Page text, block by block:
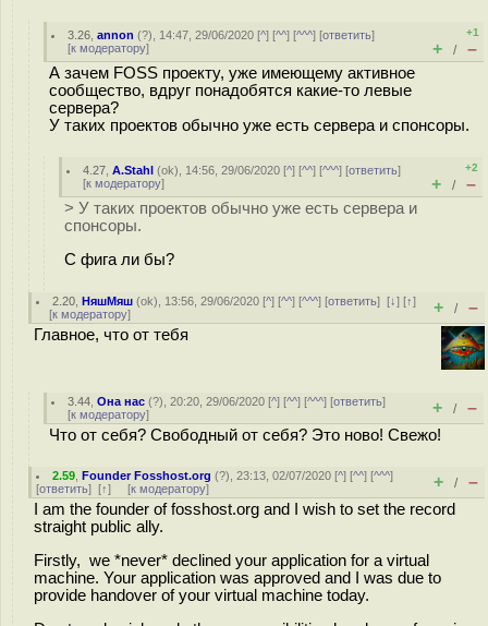
3.26 ,annon (?), 14:47, 29/06/2020 [^] [^^] [^^^] [ответить]
[к модератору]
+1
+ / –
А зачем FOSS проекту, уже имеющему активное
сообщество, вдруг понадобятся какие-то левые
сервера?
У таких проектов обычно уже есть сервера и спонсоры.
4.27 ,A.Stahl (ok), 14:56, 29/06/2020 [^] [^^] [^^^] [ответить]
[к модератору]
+2
+ / –
> У таких проектов обычно уже есть сервера и
спонсоры.
С фига ли бы?
2.20 ,НяшМяш (ok), 13:56, 29/06/2020 [^] [^^] [^^^] [ответить][↓] [↑]
[к модератору] + / –
Главное, что от тебя
3.44 ,Она нас (?), 20:20, 29/06/2020 [^] [^^] [^^^] [ответить]
[к модератору] + / –
Что от себя? Свободный от себя? Это ново! Свежо!
2.59 ,Founder Fosshost.org (?), 23:13, 02/07/2020 [^] [^^] [^^^]
[ответить] [↑] [к модератору] + / –
I am the founder of fosshost.org and I wish to set the record
straight public ally.
Firstly, we *never* declined your application for a virtual
machine. Your application was approved and I was due to
provide handover of your virtual machine today.